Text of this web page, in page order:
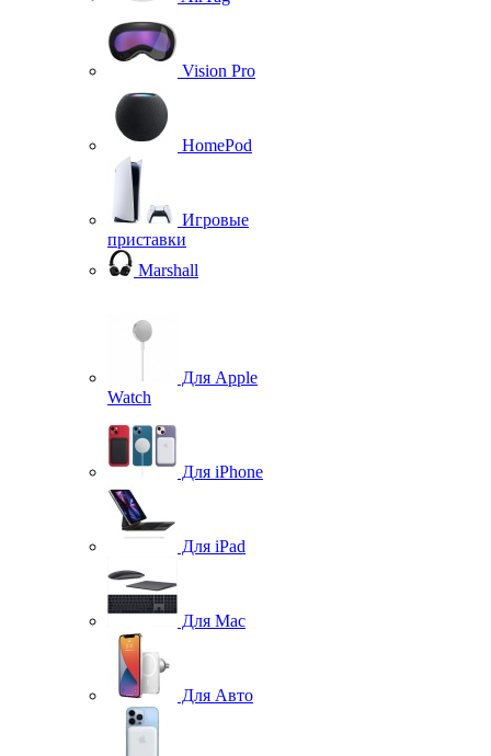
Vision Pro
HomePod
Игровые
приставки
Marshall
Для Apple
Watch
Для iPhone
Для iPad
Для Mac
Для Авто